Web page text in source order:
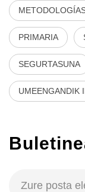
PRIMARIA
SEGURTASUNA
UMEENGANDIK